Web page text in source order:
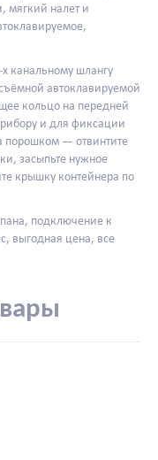
мягкий налет и
канальному шлангу
автоклавируемой
кольцо на передней
и для фиксации
порошком — отвинтите
засыпьте нужное
крышку контейнера по
подключение к
выгодная цена, все